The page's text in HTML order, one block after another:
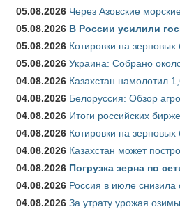
05.08.2026 Через Азовские
05.08.2026 В России усилили
05.08.2026 Котировки на
05.08.2026 Украина: Собрано
04.08.2026 Казахстан намолотил
04.08.2026 Белоруссия: Обзор
04.08.2026 Итоги российских
04.08.2026 Котировки на
04.08.2026 Казахстан может
04.08.2026 Погрузка зерна по
04.08.2026 Россия в июле снизила
04.08.2026 За утрату урожая